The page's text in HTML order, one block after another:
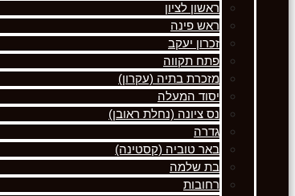
ראשון לציון
ראש פינה
זכרון יעקב
פתח תקווה
מזכרת בתיה (עקרון)
יסוד המעלה
נס ציונה (נחלת ראובן)
גדרה
באר טוביה (קסטינה)
בת שלמה
רחובות